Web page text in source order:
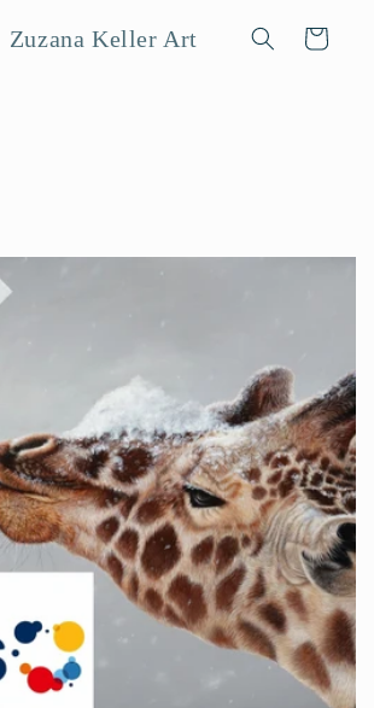
Zuzana Keller Art Warenkorb